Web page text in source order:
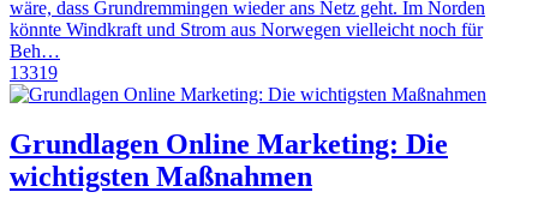
wäre, dass Grundremmingen wieder ans Netz geht. Im Norden
könnte Windkraft und Strom aus Norwegen vielleicht noch für
Beh…
13319
Grundlagen Online Marketing: Die
wichtigsten Maßnahmen